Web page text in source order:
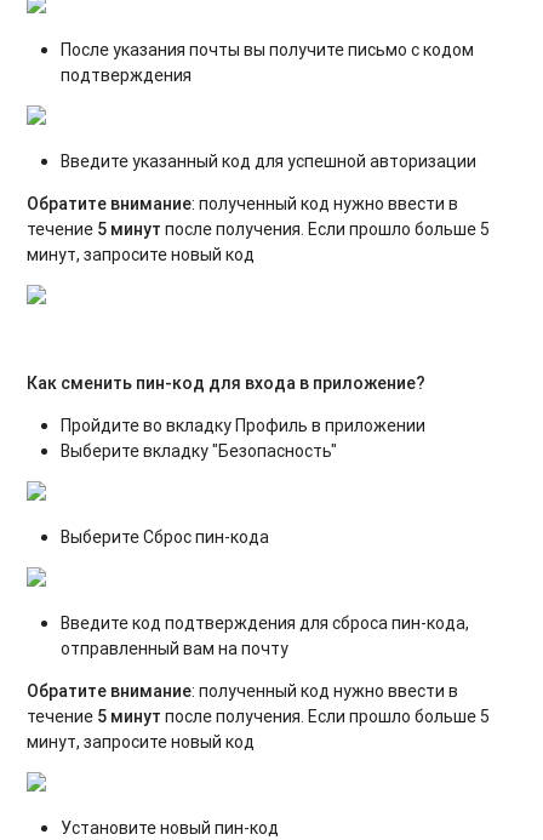
После указания почты вы получите письмо c кодом
подтверждения
Введите указанный код для успешной авторизации
Обратите внимание: полученный код нужно ввести в
течение 5 минутпосле получения. Если прошло больше 5
минут, запросите новый код
Как сменить пин-код для входа в приложение?
Пройдите во вкладку Профиль в приложении
Выберите вкладку "Безопасность"
Выберите Сброс пин-кода
Введите код подтверждения для сброса пин-кода,
отправленный вам на почту
Обратите внимание: полученный код нужно ввести в
течение 5 минут после получения. Если прошло больше 5
минут, запросите новый код
Установите новый пин-код